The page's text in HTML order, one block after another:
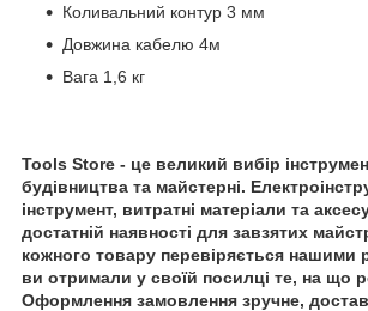
Коливальний контур 3 мм
Довжина кабелю 4м
Вага 1,6 кг
Tools Store - це великий вибір
будівництва та майстерні.
інструмент, витратні матеріали та
достатній наявності для завзятих
кожного товару перевіряється нашими
ви отримали у своїй посилці те, на що
Оформлення замовлення зручне,